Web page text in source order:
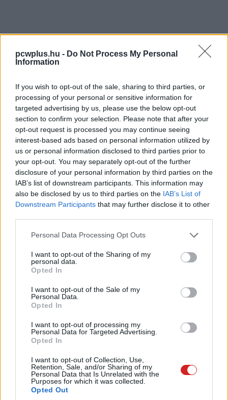
pcwplus.hu - Do Not Process My Personal
Information
If you wish to opt-out of the sale, sharing to third parties, or
processing of your personal or sensitive information for
targeted advertising by us, please use the below opt-out
section to confirm your selection. Please note that after your
opt-out request is processed you may continue seeing
interest-based ads based on personal information utilized by
us or personal information disclosed to third parties prior to
your opt-out. You may separately opt-out of the further
disclosure of your personal information by third parties on the
IAB’s list of downstream participants. This information may
also be disclosed by us to third parties on the IAB’s List of
Downstream Participants that may further disclose it to other
Please note that this website/app uses one or more Google
not limited to your visit or usage behaviour. You may click to
grant or deny consent to Google and its third-party tags to
use your data for below specified purposes in below Google
consent section.
Personal Data Processing Opt Outs
I want to opt-out of the Sharing of my
personal data.
Opted In
I want to opt-out of the Sale of my
Personal Data.
Opted In
I want to opt-out of processing my
Personal Data for Targeted Advertising.
Opted In
I want to opt-out of Collection, Use,
Retention, Sale, and/or Sharing of my
Personal Data that Is Unrelated with the
Purposes for which it was collected.
Opted Out
utasításkészletet már fejlesztői dokumentációkban és
szoftveres eszközökben is említi, a Software
Nova Lake emulációjához. Ez alapján nem arról van szó,
hogy az Intel egyszerűen visszamásolja a régi AVX-512-
t, hanem egy modernebb, egységesebb irányba tereli a
vektoros utasításokat. A legfontosabb kérdés az volt,
hogyan oldja meg mindezt a hibrid architektúrával. A
Nova Lake várhatóan továbbra is P- és E-magokat
használ, vagyis papíron ugyanaz a probléma állhatna elő,
mint az Alder Lake idején. A mostani információk alapján
viszont az Intel ezúttal már úgy tervezi a platformot,
hogy a 512 bites műveletek támogatása ne akadjon el a
különböző magtípusok miatt.
Ez nagy dolog lehet az Intelnek, mert az AMD az elmúlt
években kifejezetten jó visszajelzéseket kapott az AVX-
512 megvalósítására. A Ryzen 7000 és 9000 sorozatnál
terhelésnél valódi előnyt is ad. Ha az Intel vissza akarja
venni a kezdeményezést a felső kategóriás asztali
ilyen területen látványosan lemaradjon. A Nova Lake
körül egyébként is nagyok az elvárások. A pletykák
szerint az új generáció 2027 környékén érkezhet, új
platformmal és új alaplapokkal, miközben az Intelnek a
teljesítmény, a fogyasztás és a bizalom terén is javítania
kell. Az AVX-512 visszatérése önmagában nem old meg